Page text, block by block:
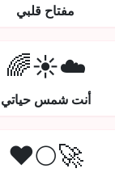
مفتاح قلبي
☁️☀️🌈
أنت شمس حياتي
🚀🌕❤️